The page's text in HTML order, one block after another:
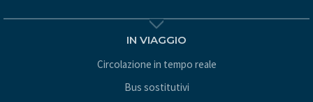
IN VIAGGIO
Circolazione in tempo reale
Bus sostitutivi